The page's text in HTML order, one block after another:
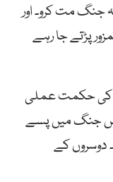
جنگ مت کرو۔ اور
پڑتے جا رہے
کی حکمت عملی
جنگ میں پسے
دوسروں کے